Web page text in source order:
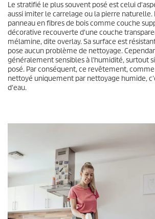
Le stratifié le plus souvent posé est celui
aussi imiter le carrelage ou la pierre
panneau en fibres de bois comme couche
décorative recouverte d'une couche
mélamine, dite overlay. Sa surface est
pose aucun problème de nettoyage.
généralement sensibles à l'humidité, surtout
posé. Par conséquent, ce revêtement,
nettoyé uniquement par nettoyage humide,
d'eau.